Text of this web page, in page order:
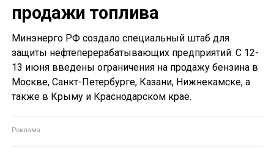
продажи топлива
Минэнерго РФ создало специальный штаб для
защиты нефтеперерабатывающих предприятий. С 12-
13 июня введены ограничения на продажу бензина в
Москве, Санкт-Петербурге, Казани, Нижнекамске, а
также в Крыму и Краснодарском крае.